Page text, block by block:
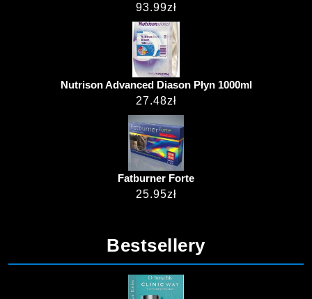
93.99zł
Nutrison Advanced Diason Płyn 1000ml
27.48zł
Fatburner Forte
25.95zł
Bestsellery